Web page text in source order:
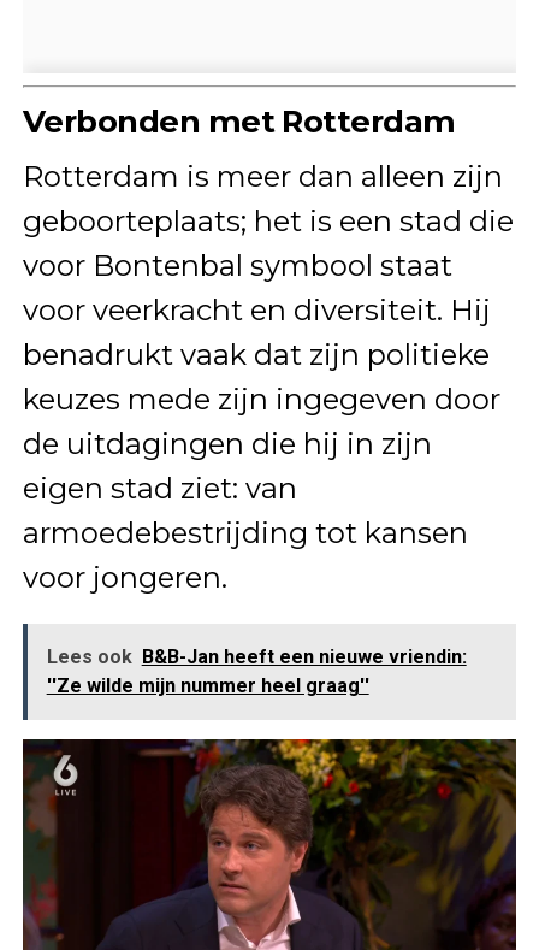
Verbonden met Rotterdam
Rotterdam is meer dan alleen zijn
geboorteplaats; het is een stad die
voor Bontenbal symbool staat
voor veerkracht en diversiteit. Hij
benadrukt vaak dat zijn politieke
keuzes mede zijn ingegeven door
de uitdagingen die hij in zijn
eigen stad ziet: van
armoedebestrijding tot kansen
voor jongeren.
Lees ook B&B-Jan heeft een nieuwe vriendin:
''Ze wilde mijn nummer heel graag''